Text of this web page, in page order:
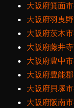
大阪府箕面
大阪府羽曳
大阪府茨木
大阪府藤井
大阪府豊中
大阪府豊能
大阪府貝塚
大阪府阪南